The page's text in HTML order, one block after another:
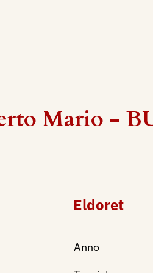
Mario -
Eldoret
Anno